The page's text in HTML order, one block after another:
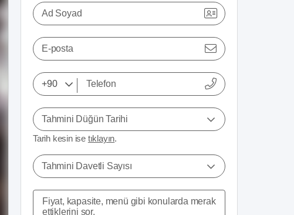
Ad Soyad
E-posta
Tahmini Düğün Tarihi
Tarih kesin ise tıklayın.
Tahmini Davetli Sayısı